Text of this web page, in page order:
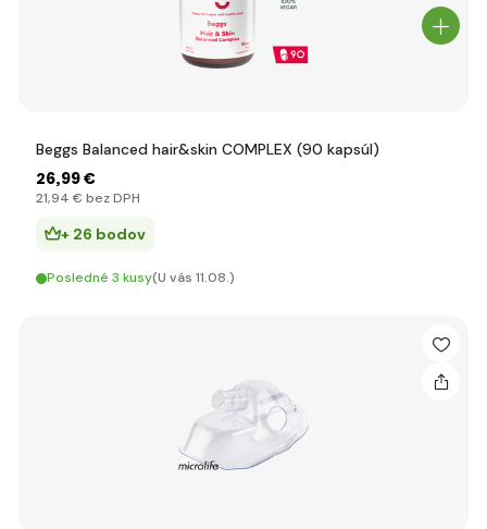
Beggs Balanced hair&skin COMPLEX (90 kapsúl)
26,99 €
21,94 € bez DPH
+ 26 bodov
Posledné 3 kusy(U vás 11.08.)